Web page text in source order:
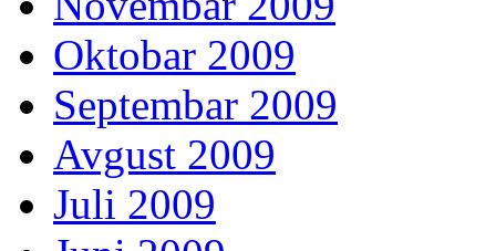
Oktobar 2009
Septembar 2009
Avgust 2009
Juli 2009